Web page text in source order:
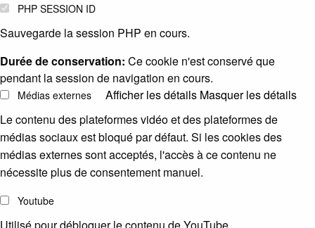
PHP SESSION ID
Sauvegarde la session PHP en cours.
Durée de conservation: Ce cookie n'est conservé que
pendant la session de navigation en cours.
Médias externes Afficher les détails Masquer les détails
Le contenu des plateformes vidéo et des plateformes de
médias sociaux est bloqué par défaut. Si les cookies des
médias externes sont acceptés, l'accès à ce contenu ne
nécessite plus de consentement manuel.
Youtube
Utilisé pour débloquer le contenu de YouTube.